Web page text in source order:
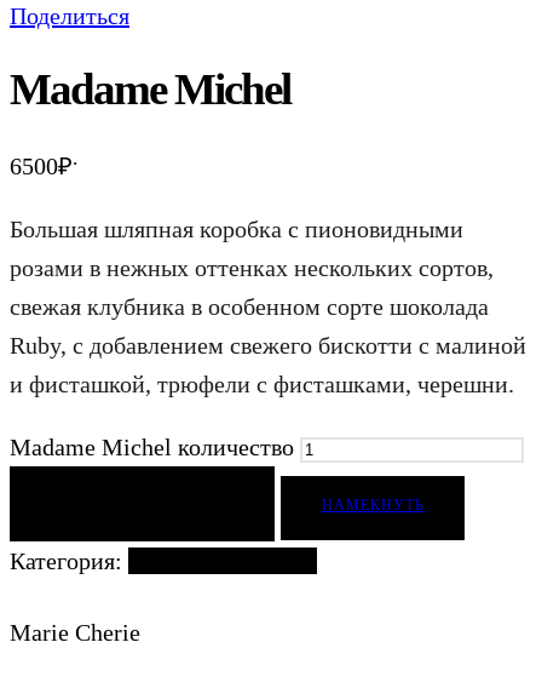
Поделиться
Madame Michel
6500₽.
Большая шляпная коробка с пионовидными
розами в нежных оттенках нескольких сортов,
свежая клубника в особенном сорте шоколада
Ruby, с добавлением свежего бискотти с малиной
и фисташкой, трюфели с фисташками, черешни.
Madame Michel количество
НАМЕКНУТЬ
Категория:
Marie Cherie